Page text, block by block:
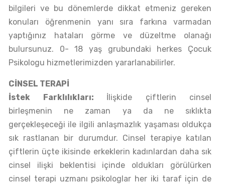
bilgileri ve bu dönemlerde dikkat etmeniz gereken
konuları öğrenmenin yanı sıra farkına varmadan
yaptığınız hataları görme ve düzeltme olanağı
bulursunuz. 0- 18 yaş grubundaki herkes Çocuk
Psikologu hizmetlerimizden yararlanabilirler.
CİNSEL TERAPİ
İstek Farklılıkları: İlişkide çiftlerin cinsel
birleşmenin ne zaman ya da ne sıklıkta
gerçekleşeceği ile ilgili anlaşmazlık yaşaması oldukça
sık rastlanan bir durumdur. Cinsel terapiye katılan
çiftlerin üçte ikisinde erkeklerin kadınlardan daha sık
cinsel ilişki beklentisi içinde oldukları görülürken
cinsel terapi uzmanı psikologlar her iki taraf için de